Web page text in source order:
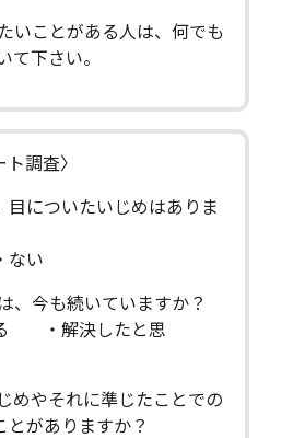
ことがある人は、何でも
て下さい。
ト調査〉
についたいじめはありま
い
今も続いていますか？
・解決したと思
やそれに準じたことでの
とがありますか？